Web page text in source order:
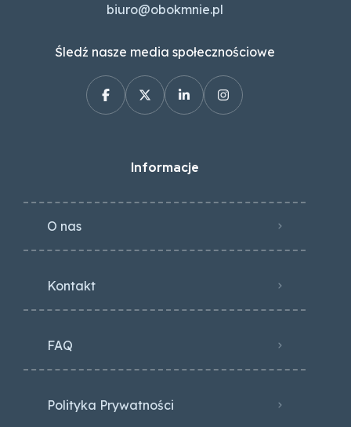
biuro@obokmnie.pl
Śledź nasze media społecznościowe
Informacje
O nas
Kontakt
FAQ
Polityka Prywatności